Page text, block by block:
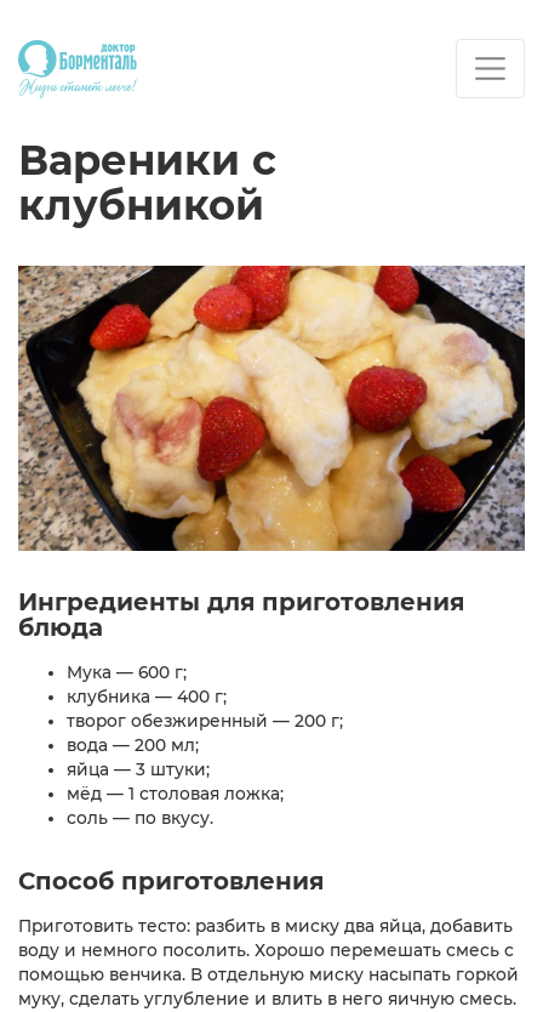
Вареники с
клубникой
Ингредиенты для приготовления
блюда
Мука — 600 г;
клубника — 400 г;
творог обезжиренный — 200 г;
вода — 200 мл;
яйца — 3 штуки;
мёд — 1 столовая ложка;
соль — по вкусу.
Способ приготовления
Приготовить тесто: разбить в миску два яйца, добавить
воду и немного посолить. Хорошо перемешать смесь с
помощью венчика. В отдельную миску насыпать горкой
муку, сделать углубление и влить в него яичную смесь.